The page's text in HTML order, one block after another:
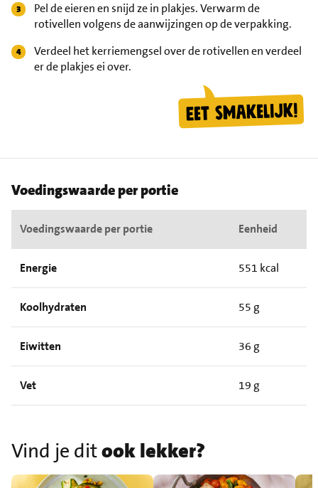
Pel de eieren en snijd ze in plakjes. Verwarm de
rotivellen volgens de aanwijzingen op de verpakking.
Verdeel het kerriemengsel over de rotivellen en verdeel
er de plakjes ei over.
Voedingswaarde per portie
Voedingswaarde per portie Eenheid
Energie 551 kcal
Koolhydraten 55 g
Eiwitten 36 g
Vet 19 g
Vind je ditook lekker?